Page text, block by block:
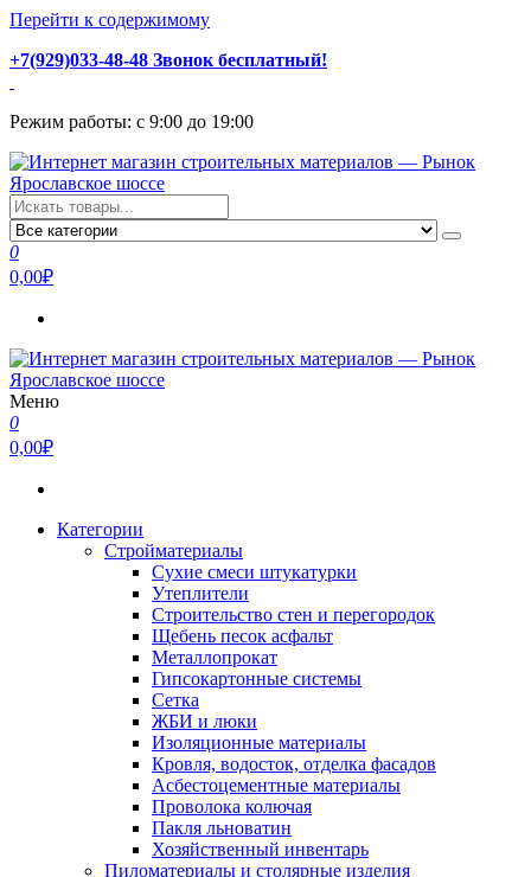
Перейти к содержимому
+7(929)033-48-48 Звонок бесплатный!
Режим работы: с 9:00 до 19:00
Интернет магазин строительных материалов — Рынок
Ярославское шоссе
Стройматериалы с доставкой и самовывозом можно купить у
нас. Пушкино, Ивантеевка, Королев, Мытищи, Сергиев Посад.
Низкая цена, консультация и быстрая доставка.
0
0,00₽
Интернет магазин строительных материалов — Рынок
Ярославское шоссе
Стройматериалы с доставкой и самовывозом можно купить у
нас. Пушкино, Ивантеевка, Королев, Мытищи, Сергиев Посад.
Низкая цена, консультация и быстрая доставка.
Меню
0
0,00₽
Категории
Стройматериалы
Сухие смеси штукатурки
Утеплители
Строительство стен и перегородок
Щебень песок асфальт
Металлопрокат
Гипсокартонные системы
Сетка
ЖБИ и люки
Изоляционные материалы
Кровля, водосток, отделка фасадов
Асбестоцементные материалы
Проволока колючая
Пакля льноватин
Хозяйственный инвентарь
Пиломатериалы и столярные изделия